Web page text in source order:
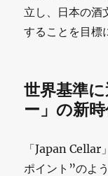
立し、日本の酒
することを目標
世界基準
ー」の新
「Japan Cellar
ポイント”のよ